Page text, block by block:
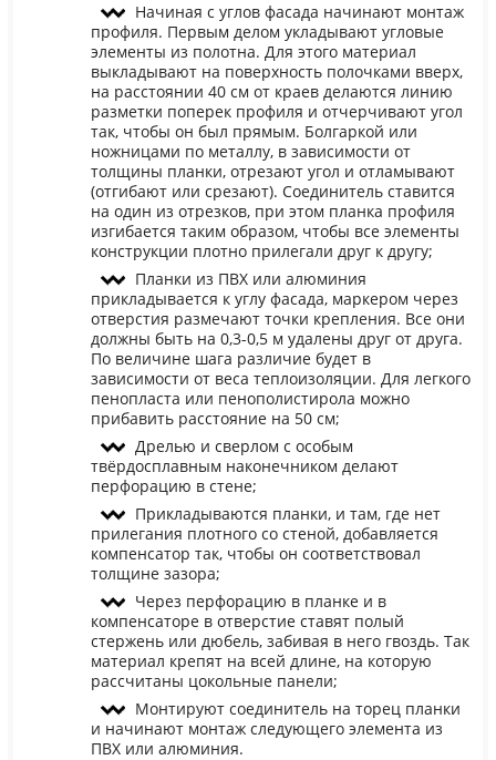
Начиная с углов фасада начинают монтаж
профиля. Первым делом укладывают угловые
элементы из полотна. Для этого материал
выкладывают на поверхность полочками вверх,
на расстоянии 40 см от краев делаются линию
разметки поперек профиля и отчерчивают угол
так, чтобы он был прямым. Болгаркой или
ножницами по металлу, в зависимости от
толщины планки, отрезают угол и отламывают
(отгибают или срезают). Соединитель ставится
на один из отрезков, при этом планка профиля
изгибается таким образом, чтобы все элементы
конструкции плотно прилегали друг к другу;
Планки из ПВХ или алюминия
прикладывается к углу фасада, маркером через
отверстия размечают точки крепления. Все они
должны быть на 0,3-0,5 м удалены друг от друга.
По величине шага различие будет в
зависимости от веса теплоизоляции. Для легкого
пенопласта или пенополистирола можно
прибавить расстояние на 50 см;
Дрелью и сверлом с особым
твёрдосплавным наконечником делают
перфорацию в стене;
Прикладываются планки, и там, где нет
прилегания плотного со стеной, добавляется
компенсатор так, чтобы он соответствовал
толщине зазора;
Через перфорацию в планке и в
компенсаторе в отверстие ставят полый
стержень или дюбель, забивая в него гвоздь. Так
материал крепят на всей длине, на которую
рассчитаны цокольные панели;
Монтируют соединитель на торец планки
и начинают монтаж следующего элемента из
ПВХ или алюминия.